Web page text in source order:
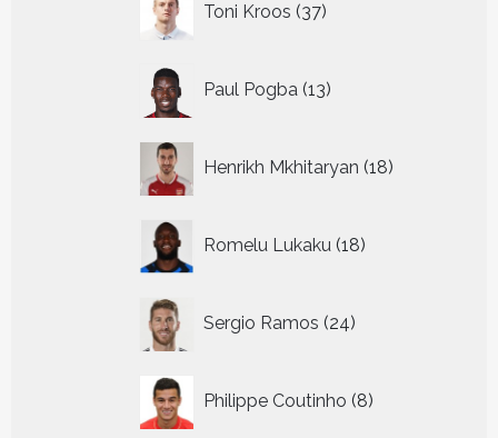
Toni Kroos 37
producten
Paul Pogba 13
producten
Henrikh Mkhitaryan 18
producten
Romelu Lukaku 18
producten
Sergio Ramos 24
producten
Philippe Coutinho 8
producten